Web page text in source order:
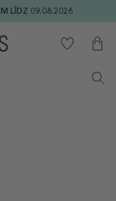
LĪDZ 09.08.2026